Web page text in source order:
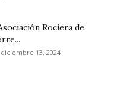
Rociera de
diciembre 13, 2024